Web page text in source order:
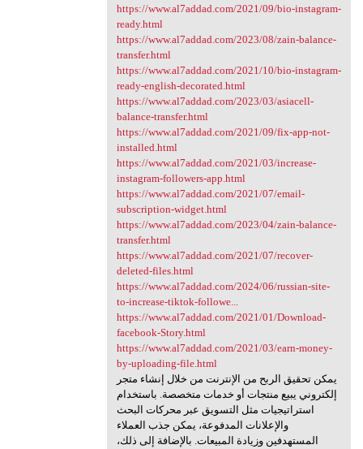
https://www.al7addad.com/2021/09/bio-instagram-
ready.html
https://www.al7addad.com/2023/08/zain-balance-
transfer.html
https://www.al7addad.com/2021/10/bio-instagram-
ready-english-decorated.html
https://www.al7addad.com/2023/03/asiacell-
balance-transfer.html
https://www.al7addad.com/2021/09/fix-app-not-
installed.html
https://www.al7addad.com/2021/03/increase-
instagram-followers-app.html
https://www.al7addad.com/2021/07/email-
subscription-widget.html
https://www.al7addad.com/2023/04/zain-balance-
transfer.html
https://www.al7addad.com/2021/07/recover-
deleted-files.html
https://www.al7addad.com/2024/06/russian-site-
to-increase-tiktok-followe...
https://www.al7addad.com/2021/01/Download-
facebook-Story.html
https://www.al7addad.com/2021/03/earn-money-
by-uploading-file.html
يمكن تحقيق الربح من الإنترنت من خلال إنشاء متجر
إلكتروني يبيع منتجات أو خدمات متخصصة. باستخدام
استراتيجيات مثل التسويق عبر محركات البحث
والإعلانات المدفوعة، يمكن جذب العملاء
المستهدفين وزيادة المبيعات. بالإضافة إلى ذلك،